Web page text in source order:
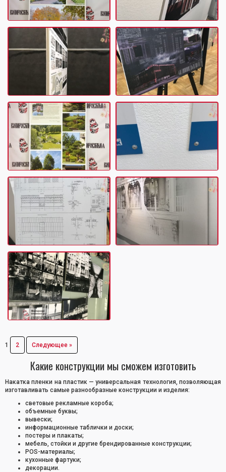
1 2 Следующее »
Какие конструкции мы сможем изготовить
Накатка пленки на пластик — универсальная технология, позволяющая
изготавливать самые разнообразные конструкции и изделия:
световые рекламные короба;
объемные буквы;
вывески;
информационные таблички и доски;
постеры и плакаты;
мебель, стойки и другие брендированные конструкции;
POS-материалы;
кухонные фартуки;
декорации.